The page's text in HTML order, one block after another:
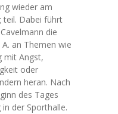
wieder am
teil. Dabei führt
die
an Themen wie
mit Angst,
oder
heran. Nach
des Tages
der Sporthalle.